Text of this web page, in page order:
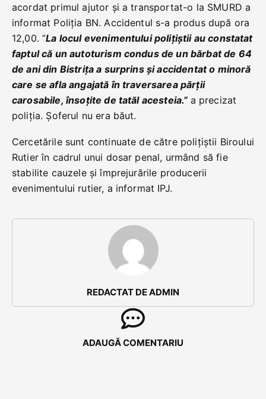
REDACTAT DE ADMIN
ADAUGĂ COMENTARIU
acordat primul ajutor și a transportat-o la SMURD a
informat Poliția BN. Accidentul s-a produs după ora
12,00. ”La locul evenimentului polițiștii au constatat
faptul că un autoturism condus de un bărbat de 64
de ani din Bistrița a surprins și accidentat o minoră
care se afla angajată în traversarea părții
carosabile, însoțite de tatăl acesteia.” a precizat
poliția. Șoferul nu era băut.
Cercetările sunt continuate de către polițiștii Biroului
Rutier în cadrul unui dosar penal, urmând să fie
stabilite cauzele și împrejurările producerii
evenimentului rutier, a informat IPJ.